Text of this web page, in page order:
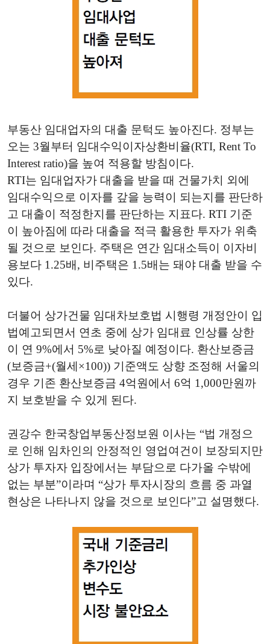
부동산 임대업자의 대출 문턱도 높아진다. 정부는
오는 3월부터 임대수익이자상환비율(RTI, Rent To
Interest ratio)을 높여 적용할 방침이다.
RTI는 임대업자가 대출을 받을 때 건물가치 외에
임대수익으로 이자를 갚을 능력이 되는지를 판단하
고 대출이 적정한지를 판단하는 지표다. RTI 기준
이 높아짐에 따라 대출을 적극 활용한 투자가 위축
될 것으로 보인다. 주택은 연간 임대소득이 이자비
용보다 1.25배, 비주택은 1.5배는 돼야 대출 받을 수
있다.
더불어 상가건물 임대차보호법 시행령 개정안이 입
법예고되면서 연초 중에 상가 임대료 인상률 상한
이 연 9%에서 5%로 낮아질 예정이다. 환산보증금
(보증금+(월세×100)) 기준액도 상향 조정해 서울의
경우 기존 환산보증금 4억원에서 6억 1,000만원까
지 보호받을 수 있게 된다.
권강수 한국창업부동산정보원 이사는 “법 개정으
로 인해 임차인의 안정적인 영업여건이 보장되지만
상가 투자자 입장에서는 부담으로 다가올 수밖에
없는 부분”이라며 “상가 투자시장의 흐름 중 과열
현상은 나타나지 않을 것으로 보인다”고 설명했다.